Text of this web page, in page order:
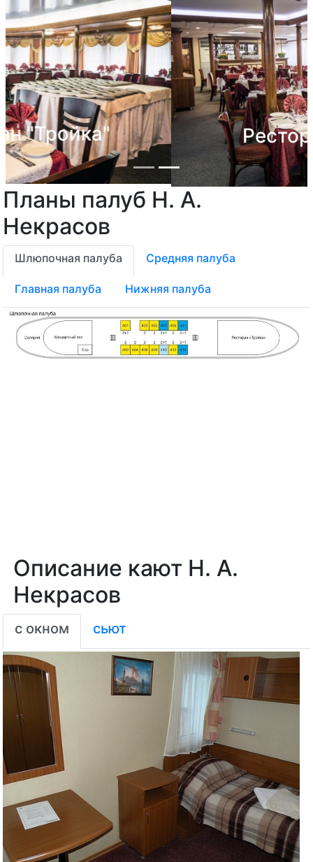
Ресторан "Лира"
Previous
Next
Планы палуб Н. А.
Некрасов
Шлюпочная палуба Средняя палуба
Главная палуба Нижняя палуба
Описание кают Н. А.
Некрасов
с окном сьют